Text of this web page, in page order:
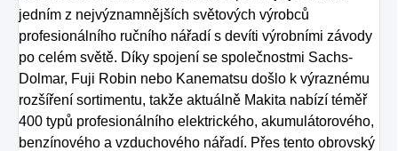
jedním z nejvýznamnějších světových výrobců
profesionálního ručního nářadí s devíti výrobními závody
po celém světě. Díky spojení se společnostmi Sachs-
Dolmar, Fuji Robin nebo Kanematsu došlo k výraznému
rozšíření sortimentu, takže aktuálně Makita nabízí téměř
400 typů profesionálního elektrického, akumulátorového,
benzínového a vzduchového nářadí. Přes tento obrovský